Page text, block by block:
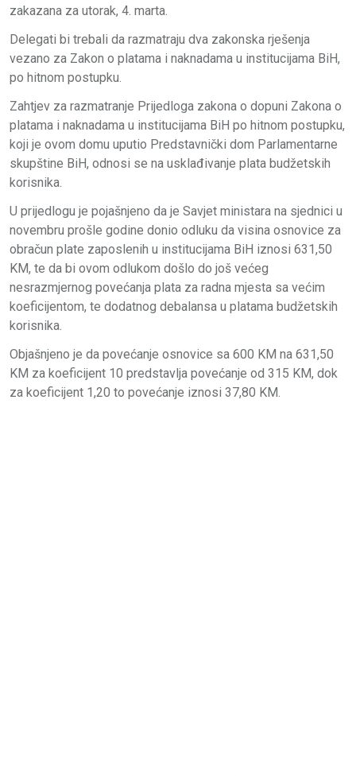
zakazana za utorak, 4. marta.
Delegati bi trebali da razmatraju dva zakonska rješenja
vezano za Zakon o platama i naknadama u institucijama BiH,
po hitnom postupku.
Zahtjev za razmatranje Prijedloga zakona o dopuni Zakona o
platama i naknadama u institucijama BiH po hitnom postupku,
koji je ovom domu uputio Predstavnički dom Parlamentarne
skupštine BiH, odnosi se na usklađivanje plata budžetskih
korisnika.
U prijedlogu je pojašnjeno da je Savjet ministara na sjednici u
novembru prošle godine donio odluku da visina osnovice za
obračun plate zaposlenih u institucijama BiH iznosi 631,50
KM, te da bi ovom odlukom došlo do još većeg
nesrazmjernog povećanja plata za radna mjesta sa većim
koeficijentom, te dodatnog debalansa u platama budžetskih
korisnika.
Objašnjeno je da povećanje osnovice sa 600 KM na 631,50
KM za koeficijent 10 predstavlja povećanje od 315 KM, dok
za koeficijent 1,20 to povećanje iznosi 37,80 KM.